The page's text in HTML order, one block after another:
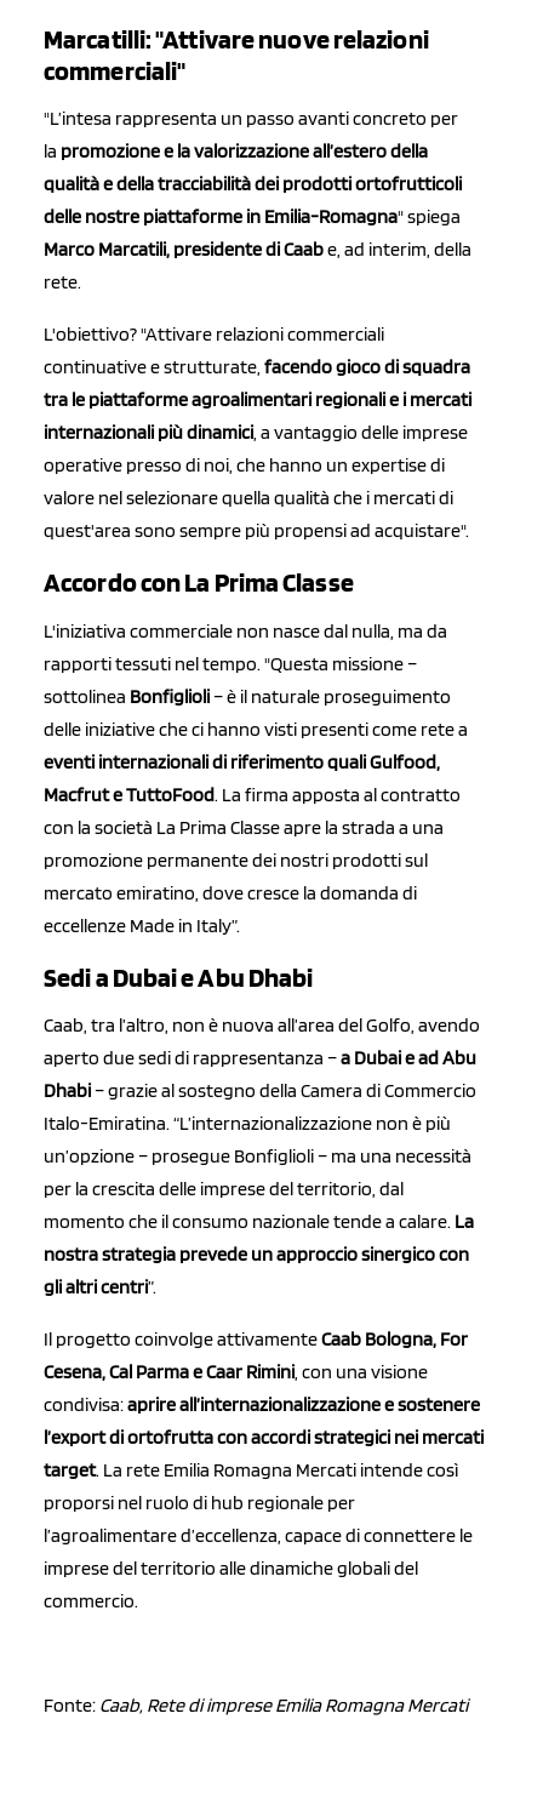
Marcatilli: "Attivare nuove relazioni
commerciali"
"L’intesa rappresenta un passo avanti concreto per
la promozione e la valorizzazione all’estero della
qualità e della tracciabilità dei prodotti ortofrutticoli
delle nostre piattaforme in Emilia-Romagna" spiega
Marco Marcatili, presidente di Caabe, ad interim, della
rete.
L'obiettivo? "Attivare relazioni commerciali
continuative e strutturate, facendo gioco di squadra
tra le piattaforme agroalimentari regionali e i mercati
internazionali più dinamici, a vantaggio delle imprese
operative presso di noi, che hanno un expertise di
valore nel selezionare quella qualità che i mercati di
quest'area sono sempre più propensi ad acquistare".
Accordo con La Prima Classe
L'iniziativa commerciale non nasce dal nulla, ma da
rapporti tessuti nel tempo. "Questa missione –
sottolinea Bonfiglioli– è il naturale proseguimento
delle iniziative che ci hanno visti presenti come rete a
eventi internazionali di riferimento quali Gulfood,
Macfrut e TuttoFood. La firma apposta al contratto
con la società La Prima Classe apre la strada a una
promozione permanente dei nostri prodotti sul
mercato emiratino, dove cresce la domanda di
eccellenze Made in Italy”.
Sedi a Dubai e Abu Dhabi
Caab, tra l’altro, non è nuova all’area del Golfo, avendo
aperto due sedi di rappresentanza –a Dubai e ad Abu
Dhabi– grazie al sostegno della Camera di Commercio
Italo-Emiratina. “L’internazionalizzazione non è più
un’opzione – prosegue Bonfiglioli – ma una necessità
per la crescita delle imprese del territorio, dal
momento che il consumo nazionale tende a calare. La
nostra strategia prevede un approccio sinergico con
gli altri centri”.
Il progetto coinvolge attivamenteCaab Bologna, For
Cesena, Cal Parma e Caar Rimini, con una visione
condivisa:aprire all’internazionalizzazione e sostenere
l’export di ortofrutta con accordi strategici nei mercati
target. La rete Emilia Romagna Mercati intende così
proporsi nel ruolo di hub regionale per
l’agroalimentare d’eccellenza, capace di connettere le
imprese del territorio alle dinamiche globali del
commercio.
Fonte: Caab, Rete di imprese Emilia Romagna Mercati